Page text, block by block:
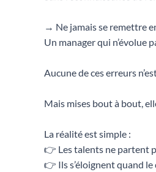
→ Ne jamais se remettre
Un manager qui n’évolue
Aucune de ces erreurs
Mais mises bout à bout,
La réalité est simple :
👉 Les talents ne partent
👉 Ils s’éloignent quand le